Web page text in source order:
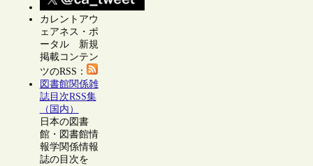
カレントアウ
ェアネス・ポ
ータル 新規
掲載コンテン
ツのRSS：
図書館関係雑
誌目次RSS集
（国内）
日本の図書
館・図書館情
報学関係情報
誌の目次を